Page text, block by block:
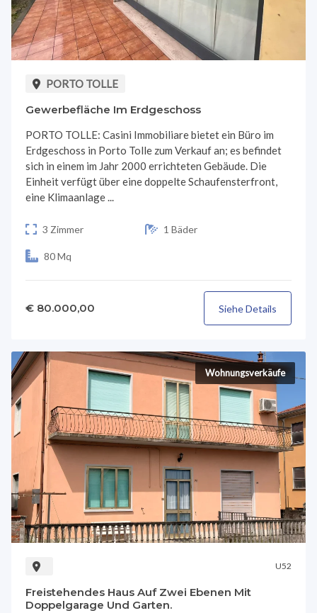
PORTO TOLLE
Gewerbefläche Im Erdgeschoss
PORTO TOLLE: Casini Immobiliare bietet ein Büro im
Erdgeschoss in Porto Tolle zum Verkauf an; es befindet
sich in einem im Jahr 2000 errichteten Gebäude. Die
Einheit verfügt über eine doppelte Schaufensterfront,
eine Klimaanlage ...
3 Zimmer 1 Bäder
80 Mq
€ 80.000,00 Siehe Details
Wohnungsverkäufe
U52
Freistehendes Haus Auf Zwei Ebenen Mit
Doppelgarage Und Garten.